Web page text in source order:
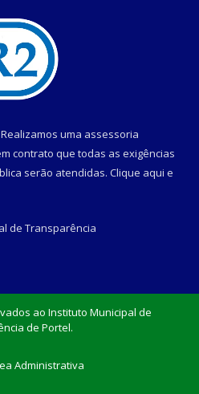
uma assessoria
contrato que todas as exigências
serão atendidas. Clique aqui e
de Transparência
ao Instituto Municipal de
de Portel.
Administrativa